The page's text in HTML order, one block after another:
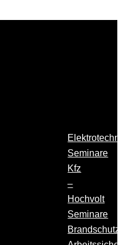
Seminare
Kfz
–
Hochvolt
Seminare